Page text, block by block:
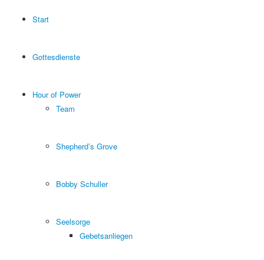
Start
Gottesdienste
Hour of Power
Team
Shepherd’s Grove
Bobby Schuller
Seelsorge
Gebetsanliegen